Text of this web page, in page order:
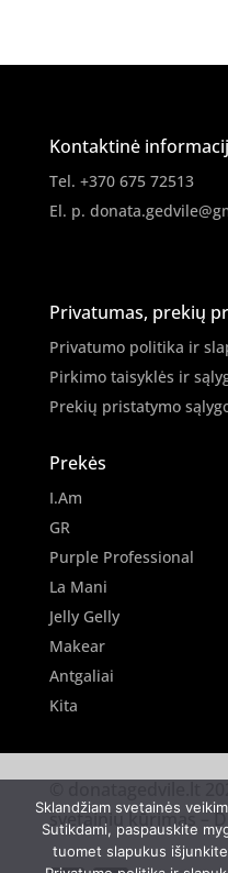
Kontaktinė
Tel. +370 675 72513
El. p.
Privatumas, prekių
Privatumo politika ir
Pirkimo taisyklės ir
Prekių pristatymo
Prekės
I.Am
GR
Purple Professional
La Mani
Jelly Gelly
Makear
Antgaliai
Kita
svetainių kūrimas –
Sklandžiam svetainės
Sutikdami, paspauskite
tuomet slapukus